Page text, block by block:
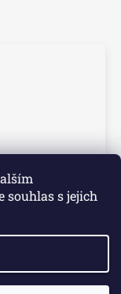
souhlas s jejich